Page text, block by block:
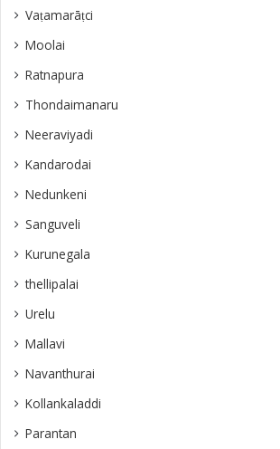
Vaṭamarāṭci
Moolai
Ratnapura
Thondaimanaru
Neeraviyadi
Kandarodai
Nedunkeni
Sanguveli
Kurunegala
thellipalai
Urelu
Mallavi
Navanthurai
Kollankaladdi
Parantan